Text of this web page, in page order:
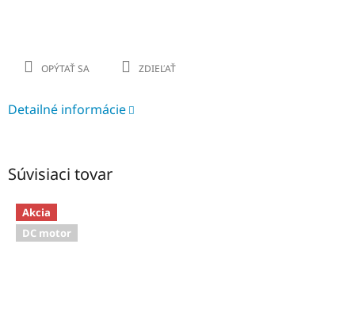
Detailné informácie
OPÝTAŤ SA ZDIEĽAŤ
Súvisiaci tovar
Akcia
DC motor